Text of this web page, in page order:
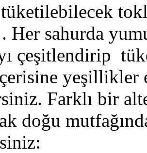
Her sahurda
çeşitlendirip
yeşillikler
Farklı bir
doğu